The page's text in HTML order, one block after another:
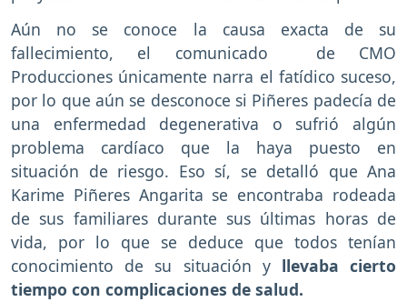
Aún no se conoce la causa exacta de su
fallecimiento, el comunicado de CMO
Producciones únicamente narra el fatídico suceso,
por lo que aún se desconoce si Piñeres padecía de
una enfermedad degenerativa o sufrió algún
problema cardíaco que la haya puesto en
situación de riesgo. Eso sí, se detalló que Ana
Karime Piñeres Angarita se encontraba rodeada
de sus familiares durante sus últimas horas de
vida, por lo que se deduce que todos tenían
conocimiento de su situación yllevaba cierto
tiempo con complicaciones de salud.